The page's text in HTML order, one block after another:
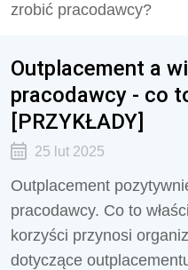
zrobić pracodawcy?
Outplacement a
pracodawcy - co
[PRZYKŁADY]
25 lut 2025
Outplacement
pracodawcy. Co to
korzyści przynosi
dotyczące